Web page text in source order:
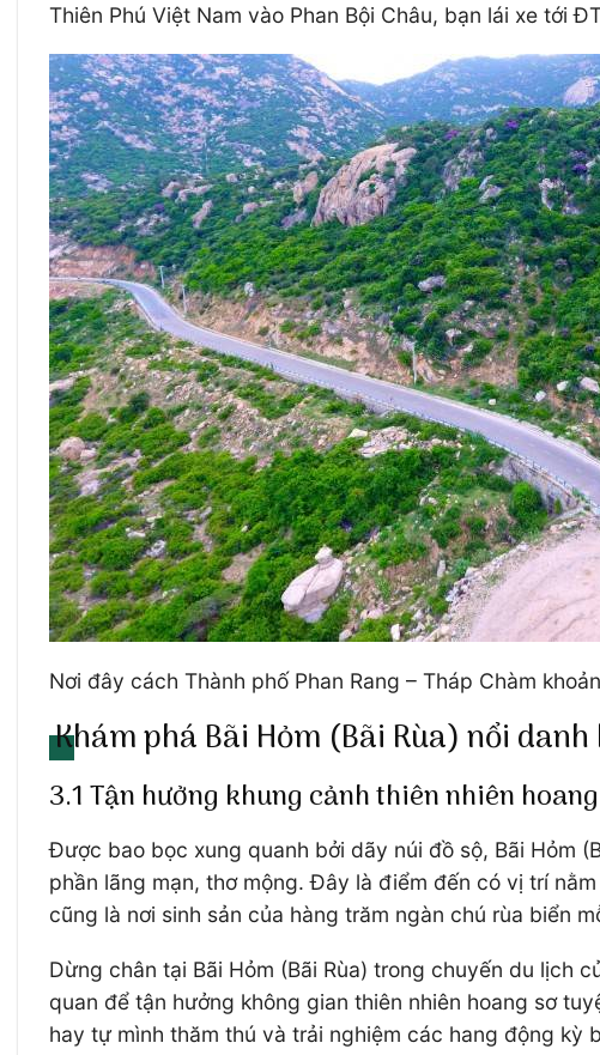
Thiên Phú Việt Nam vào Phan Bội Châu, bạn lái xe tới
Nơi đây cách Thành phố Phan Rang – Tháp Chàm
Khám phá Bãi Hỏm (Bãi Rùa) nổi
3.1 Tận hưởng khung cảnh thiên nhiên
Được bao bọc xung quanh bởi dãy núi đồ sộ, Bãi Hỏm
phần lãng mạn, thơ mộng. Đây là điểm đến có vị trí
cũng là nơi sinh sản của hàng trăm ngàn chú rùa biển
Dừng chân tại Bãi Hỏm (Bãi Rùa) trong chuyến du lịch
quan để tận hưởng không gian thiên nhiên hoang sơ
hay tự mình thăm thú và trải nghiệm các hang động kỳ